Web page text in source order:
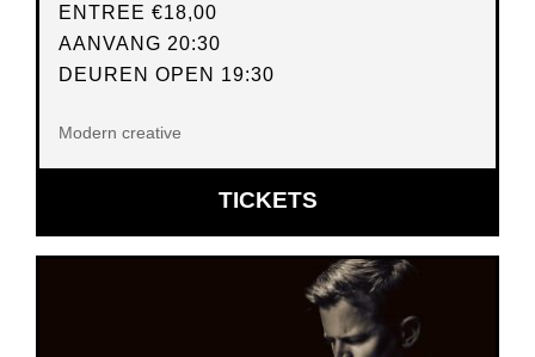
ENTREE €18,00
AANVANG 20:30
DEUREN OPEN 19:30
Modern creative
TICKETSOPENT
IN
NIEUW
VENSTER